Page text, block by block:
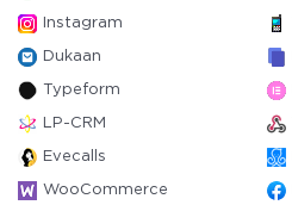
Instagram
Dukaan
Typeform
LP-CRM
Evecalls
WooCommerce